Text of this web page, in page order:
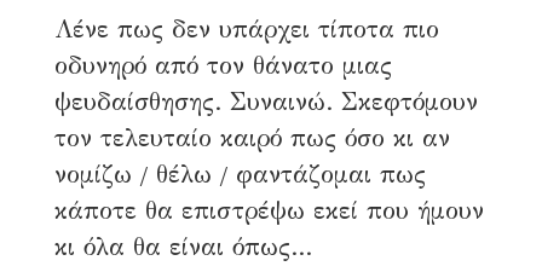
Λένε πως δεν υπάρχει τίποτα πιο
οδυνηρό από τον θάνατο μιας
ψευδαίσθησης. Συναινώ. Σκεφτόμουν
τον τελευταίο καιρό πως όσο κι αν
νομίζω / θέλω / φαντάζομαι πως
κάποτε θα επιστρέψω εκεί που ήμουν
κι όλα θα είναι όπως...